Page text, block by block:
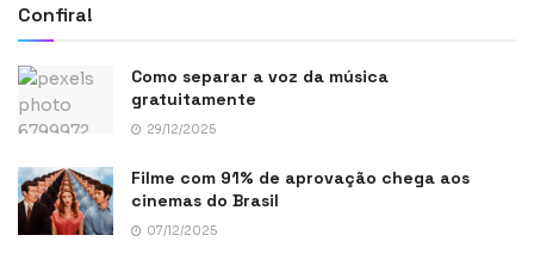
Confira!
Como separar a voz da música
gratuitamente
29/12/2025
Filme com 91% de aprovação chega aos
cinemas do Brasil
07/12/2025